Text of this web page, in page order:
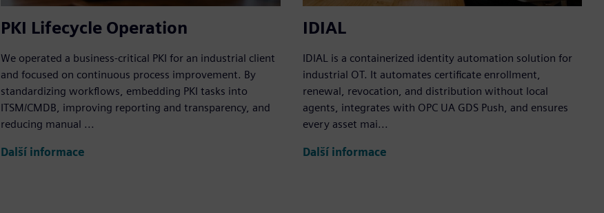
PKI Lifecycle Operation
We operated a business-critical PKI for an industrial client
and focused on continuous process improvement. By
standardizing workflows, embedding PKI tasks into
ITSM/CMDB, improving reporting and transparency, and
reducing manual ...
Další informace
IDIAL
IDIAL is a containerized identity automation solution for
industrial OT. It automates certificate enrollment,
renewal, revocation, and distribution without local
agents, integrates with OPC UA GDS Push, and ensures
every asset mai...
Další informace